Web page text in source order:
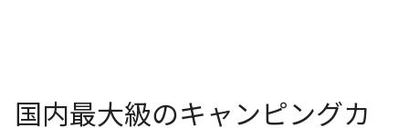
国内最大級のキャンピングカ